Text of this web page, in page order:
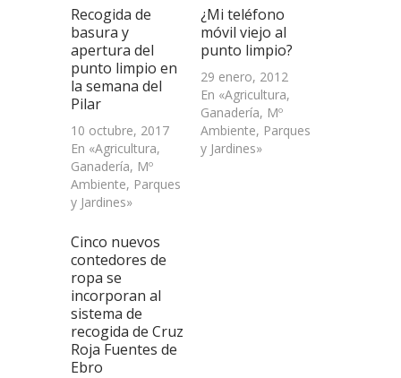
en
una
ventana
nueva)
Recogida de
basura y
apertura del
punto limpio en
la semana del
Pilar
10 octubre, 2017
En «Agricultura,
Ganadería, Mº
Ambiente, Parques
y Jardines»
¿Mi teléfono
móvil viejo al
punto limpio?
29 enero, 2012
En «Agricultura,
Ganadería, Mº
Ambiente, Parques
y Jardines»
Cinco nuevos
contedores de
ropa se
incorporan al
sistema de
recogida de Cruz
Roja Fuentes de
Ebro